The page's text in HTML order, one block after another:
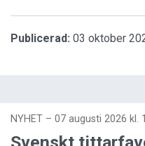
Publicerad: 03 oktober
NYHET – 07 augusti 2026 kl.